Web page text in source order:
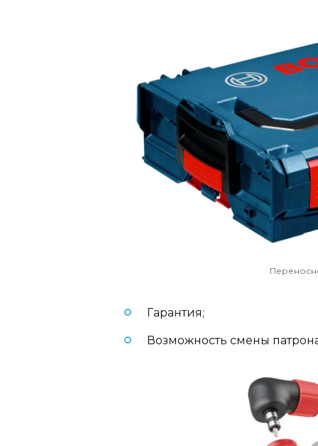
Гарантия;
Возможность смены